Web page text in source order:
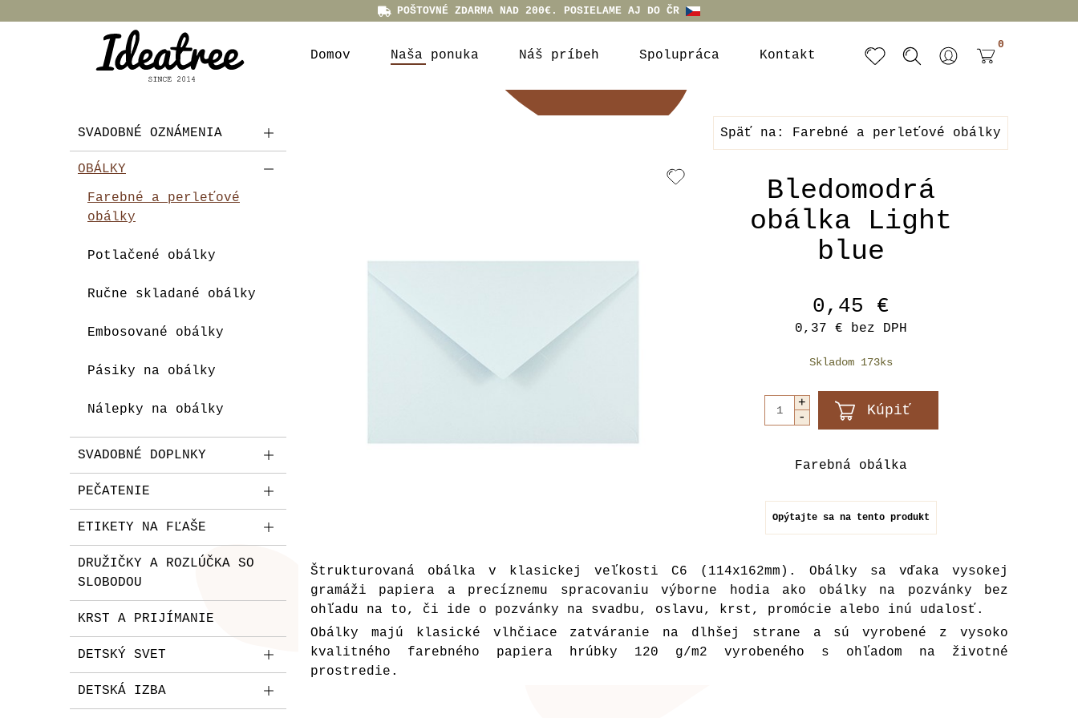
POŠTOVNÉ ZDARMA NAD 200€. POSIELAME AJ DO ČR
Domov Naša ponuka Náš príbeh Spolupráca Kontakt
0
SVADOBNÉ OZNÁMENIA
OBÁLKY
Farebné a perleťové
obálky
Potlačené obálky
Ručne skladané obálky
Embosované obálky
Pásiky na obálky
Nálepky na obálky
SVADOBNÉ DOPLNKY
PEČATENIE
ETIKETY NA FĽAŠE
DRUŽIČKY A ROZLÚČKA SO
SLOBODOU
KRST A PRIJÍMANIE
DETSKÝ SVET
DETSKÁ IZBA
Späť na: Farebné a perleťové obálky
Bledomodrá
obálka Light
blue
0,45 €
0,37 € bez DPH
Skladom 173ks
Farebná obálka
Opýtajte sa na tento produkt
Štrukturovaná obálka v klasickej veľkosti C6 (114x162mm). Obálky sa vďaka vysokej
gramáži papiera a precíznemu spracovaniu výborne hodia ako obálky na pozvánky bez
ohľadu na to, či ide o pozvánky na svadbu, oslavu, krst, promócie alebo inú udalosť.
Obálky majú klasické vlhčiace zatváranie na dlhšej strane a sú vyrobené z vysoko
kvalitného farebného papiera hrúbky 120 g/m2 vyrobeného s ohľadom na životné
prostredie.